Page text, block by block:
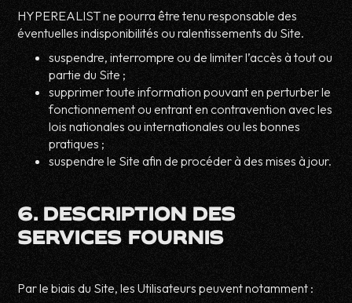
HYPEREALIST ne pourra être tenu responsable des
éventuelles indisponibilités ou ralentissements du Site.
suspendre, interrompre ou de limiter l’accès à tout ou
partie du Site ;
supprimer toute information pouvant en perturber le
fonctionnement ou entrant en contravention avec les
lois nationales ou internationales ou les bonnes
pratiques ;
suspendre le Site afin de procéder à des mises à jour.
6. DESCRIPTION DES
SERVICES FOURNIS
Par le biais du Site, les Utilisateurs peuvent notamment :